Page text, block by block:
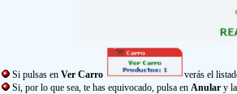
Si pulsas en Ver Carro
verás el
Si, por lo que sea, te has equivocado, pulsa en Anular y